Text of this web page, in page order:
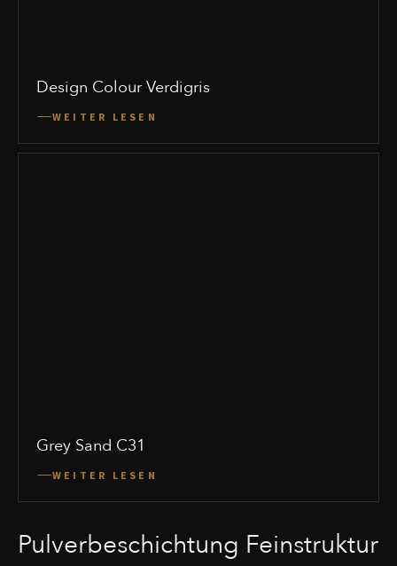
Design Colour Verdigris
WEITER LESEN
Grey Sand C31
WEITER LESEN
Pulverbeschichtung Feinstruktur